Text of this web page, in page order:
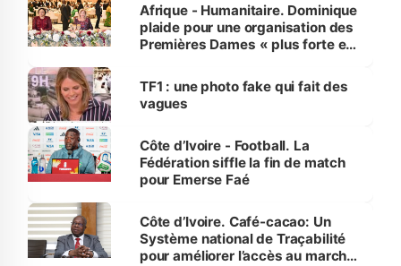
Afrique - Humanitaire. Dominique
plaide pour une organisation des
Premières Dames « plus forte et
sur la scène internationale »
TF1 : une photo fake qui fait des
vagues
Côte d’Ivoire - Football. La
Fédération siffle la fin de match
pour Emerse Faé
Côte d’Ivoire. Café-cacao: Un
Système national de Traçabilité
pour améliorer l’accès au marché